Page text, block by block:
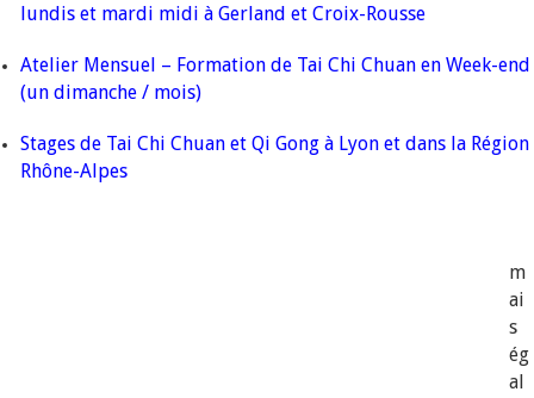
lundis et mardi midi à Gerland et Croix-Rousse
Atelier Mensuel – Formation de Tai Chi Chuan en Week-end
(un dimanche / mois)
Stages de Tai Chi Chuan et Qi Gong à Lyon et dans la Région
Rhône-Alpes
m
ai
s
ég
al